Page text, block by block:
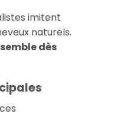
imitent
naturels.
dès